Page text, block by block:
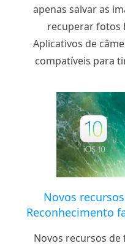
apenas salvar as
recuperar fotos
Aplicativos de
compatíveis para
Novos
Reconhecimento
Novos recursos